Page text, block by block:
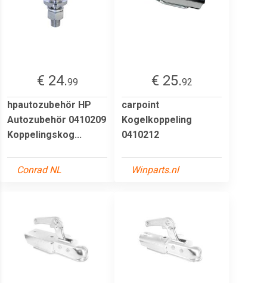
€ 24.99
hpautozubehör HP
Autozubehör 0410209
Koppelingskog...
Conrad NL
€ 25.92
carpoint
Kogelkoppeling
0410212
Winparts.nl